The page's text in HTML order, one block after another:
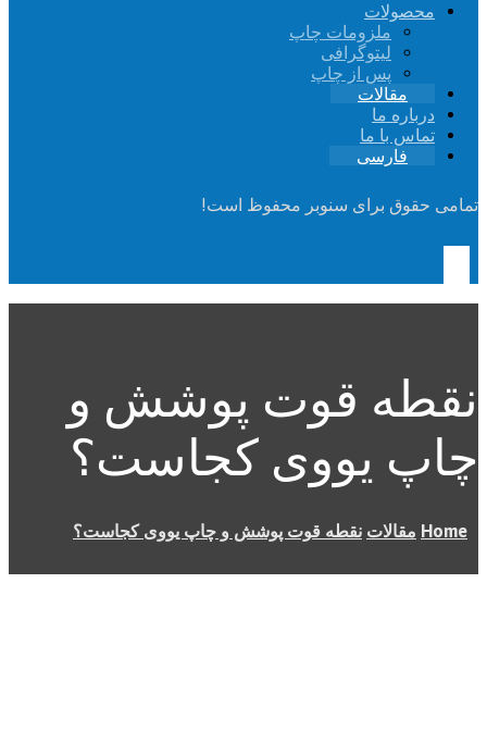
محصولات
ملزومات چاپ
لیتوگرافی
پس از چاپ
مقالات
درباره ما
تماس با ما
فارسی
تمامی حقوق برای سنوبر محفوظ است!
نقطه قوت پوشش و
چاپ یووی کجاست؟
Home مقالات نقطه قوت پوشش و چاپ یووی کجاست؟